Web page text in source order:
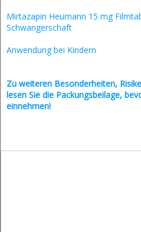
Mirtazapin Heumann 15 mg
Schwangerschaft
Anwendung bei Kindern
Zu weiteren Besonderheiten,
lesen Sie die Packungsbeilage,
einnehmen!